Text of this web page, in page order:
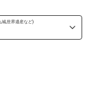
,城,世界遺産など)